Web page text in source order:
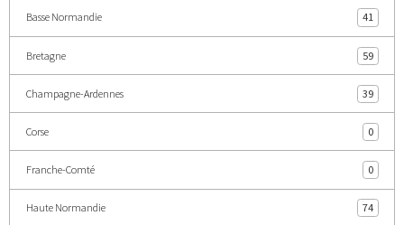
Basse Normandie 41
Bretagne 59
Champagne-Ardennes 39
Corse 0
Franche-Comté 0
Haute Normandie 74